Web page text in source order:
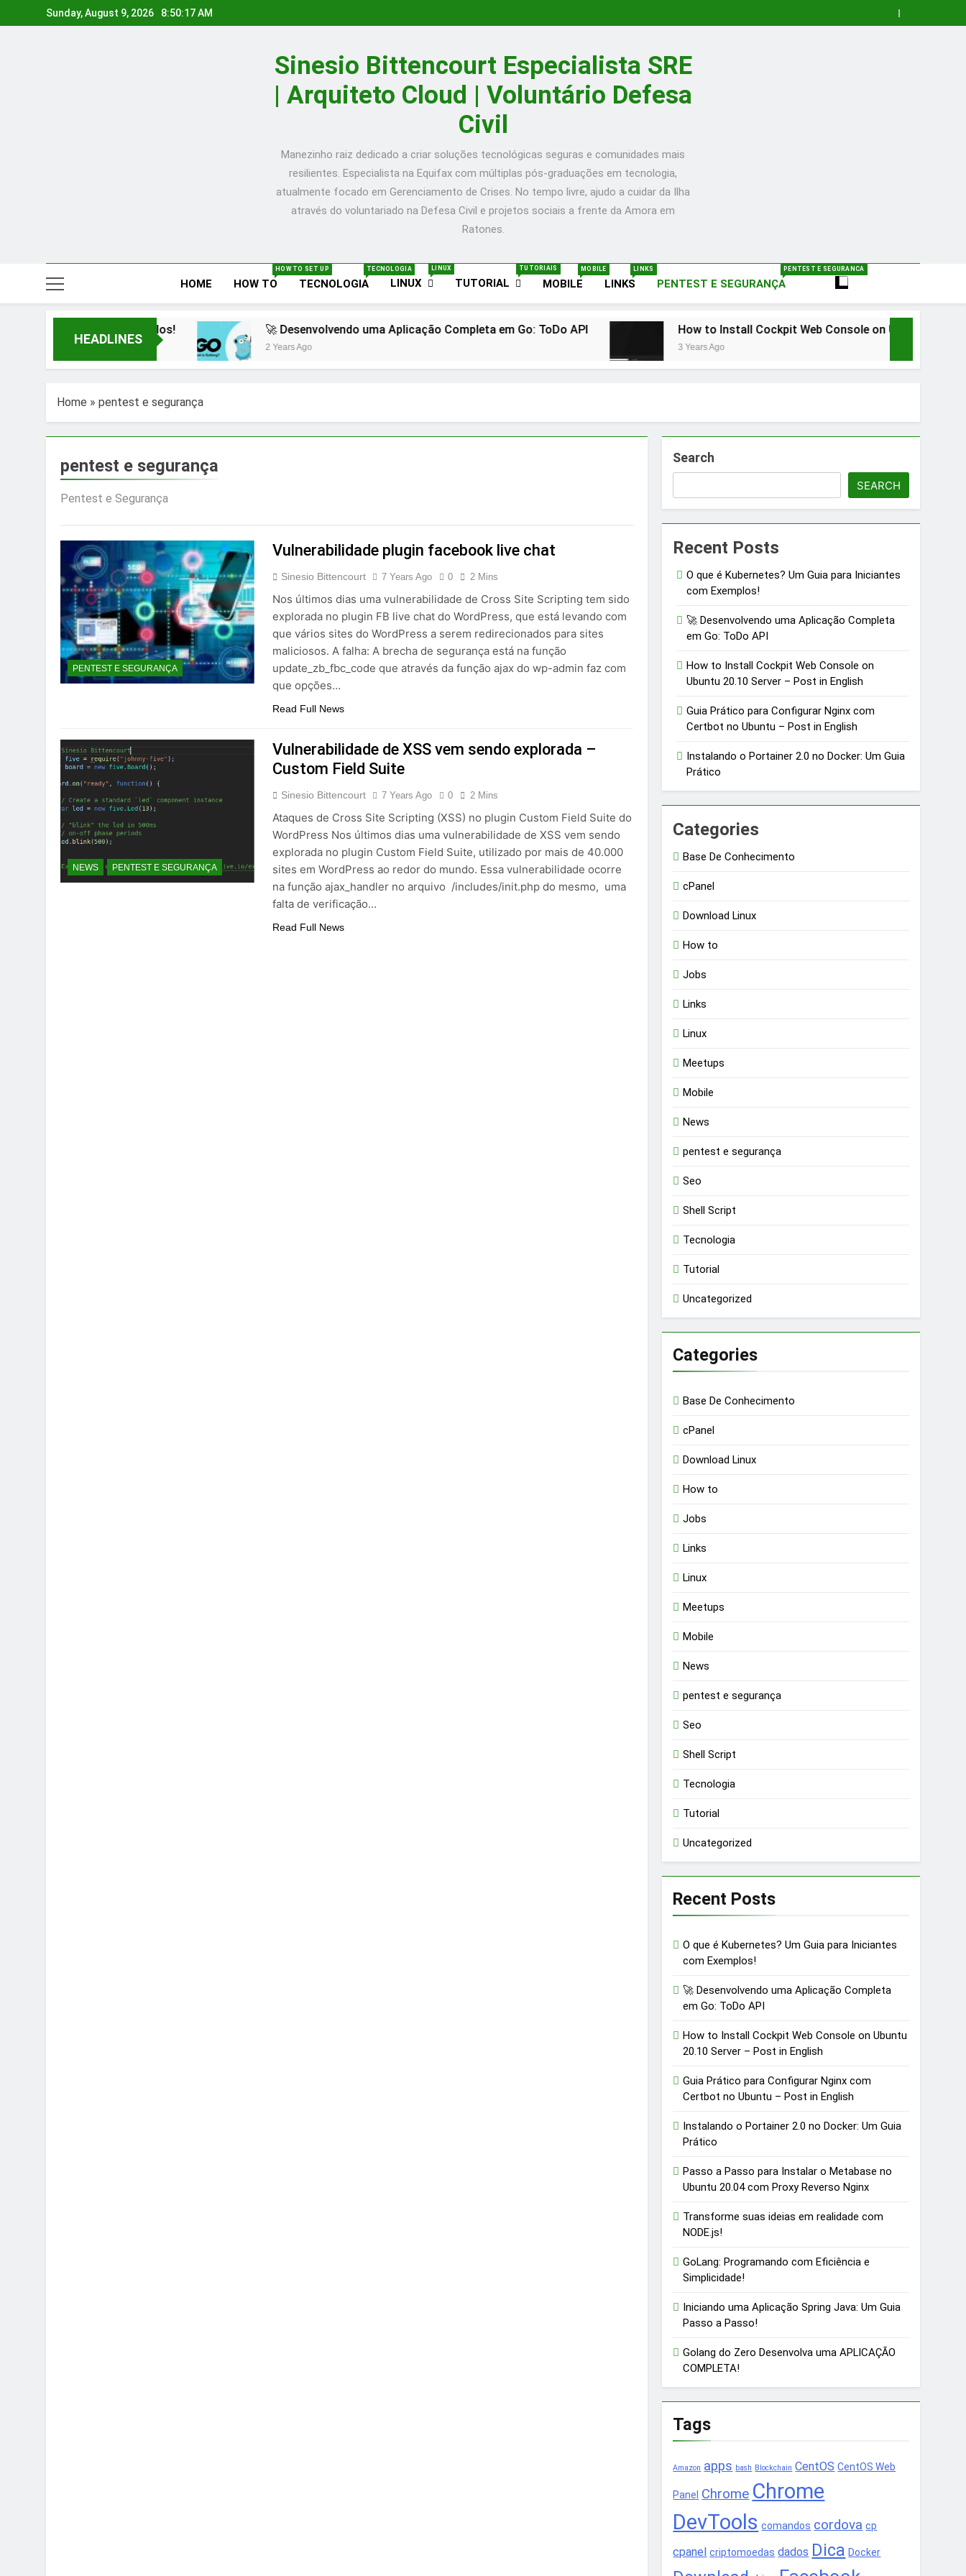
to
Sunday, August 9, 2026 8:50:18 AM
Configurar
Certbot
no
–
Post
in
English
é
Guia
para
Iniciantes
com
Exemplos!
Desenvolvendo
Completa
em
ToDo
API
How
Cockpit
Web
on
Ubuntu
20.10
Server
Post
in
English
para
Configurar
com
Certbot
no
Ubuntu
Post
in
English
que
é
Kubernetes?
Um
Guia
para
Iniciantes
Exemplos!
🚀
Desenvolvendo
Aplicação
Completa
em
Go:
API
How
Install
Cockpit
Web
Console
Ubuntu
20.10
Server
–
Post
in
English
Prático
para
Configurar
Nginx
Certbot
no
Ubuntu
–
Post
in
English
Sinesio Bittencourt Especialista SRE
| Arquiteto Cloud | Voluntário Defesa
Civil
Manezinho raiz dedicado a criar soluções tecnológicas seguras e comunidades mais
resilientes. Especialista na Equifax com múltiplas pós-graduações em tecnologia,
atualmente focado em Gerenciamento de Crises. No tempo livre, ajudo a cuidar da Ilha
através do voluntariado na Defesa Civil e projetos sociais a frente da Amora em
Ratones.
HOME HOW TO
HOW TO SET UP
TECNOLOGIA
TECNOLOGIA
LINUX
LINUX
TUTORIAL
TUTORIAIS
MOBILE
MOBILE
LINKS
LINKS
PENTEST E SEGURANÇA
PENTEST E SEGURANCA
HEADLINES
🚀 Desenvolvendo uma Aplicação Completa em Go: ToDo API
2 Years Ago
How to Install Cockpit Web Console on Ubuntu 20.10 Server – Post
Home » pentest e segurança
pentest e segurança
Pentest e Segurança
PENTEST E SEGURANÇA
Vulnerabilidade plugin facebook live chat
Sinesio Bittencourt 7 Years Ago 0 2 Mins
Nos últimos dias uma vulnerabilidade de Cross Site Scripting tem sido
explorada no plugin FB live chat do WordPress, que está levando com
que vários sites do WordPress a serem redirecionados para sites
maliciosos. A falha: A brecha de segurança está na função
update_zb_fbc_code que através da função ajax do wp-admin faz com
que opções…
Read Full News
NEWS PENTEST E SEGURANÇA
Vulnerabilidade de XSS vem sendo explorada –
Custom Field Suite
Sinesio Bittencourt 7 Years Ago 0 2 Mins
Ataques de Cross Site Scripting (XSS) no plugin Custom Field Suite do
WordPress Nos últimos dias uma vulnerabilidade de XSS vem sendo
explorada no plugin Custom Field Suite, utilizado por mais de 40.000
sites em WordPress ao redor do mundo. Essa vulnerabilidade ocorre
na função ajax_handler no arquivo /includes/init.php do mesmo, uma
falta de verificação…
Read Full News
Search
SEARCH
Recent Posts
O que é Kubernetes? Um Guia para Iniciantes
com Exemplos!
🚀 Desenvolvendo uma Aplicação Completa
em Go: ToDo API
How to Install Cockpit Web Console on
Ubuntu 20.10 Server – Post in English
Guia Prático para Configurar Nginx com
Certbot no Ubuntu – Post in English
Instalando o Portainer 2.0 no Docker: Um Guia
Prático
Categories
Base De Conhecimento
cPanel
Download Linux
How to
Jobs
Links
Linux
Meetups
Mobile
News
pentest e segurança
Seo
Shell Script
Tecnologia
Tutorial
Uncategorized
Categories
Base De Conhecimento
cPanel
Download Linux
How to
Jobs
Links
Linux
Meetups
Mobile
News
pentest e segurança
Seo
Shell Script
Tecnologia
Tutorial
Uncategorized
Recent Posts
O que é Kubernetes? Um Guia para Iniciantes
com Exemplos!
🚀 Desenvolvendo uma Aplicação Completa
em Go: ToDo API
How to Install Cockpit Web Console on Ubuntu
20.10 Server – Post in English
Guia Prático para Configurar Nginx com
Certbot no Ubuntu – Post in English
Instalando o Portainer 2.0 no Docker: Um Guia
Prático
Passo a Passo para Instalar o Metabase no
Ubuntu 20.04 com Proxy Reverso Nginx
Transforme suas ideias em realidade com
NODE.js!
GoLang: Programando com Eficiência e
Simplicidade!
Iniciando uma Aplicação Spring Java: Um Guia
Passo a Passo!
Golang do Zero Desenvolva uma APLICAÇÃO
COMPLETA!
Tags
Amazon apps bash Blockchain CentOS CentOS Web
Panel Chrome Chrome
DevTools comandos cordova cp
cpanel criptomoedas dados Dica Docker